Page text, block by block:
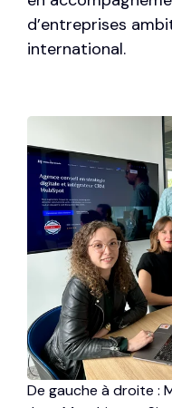
d’entreprises
international.
De gauche à droite :